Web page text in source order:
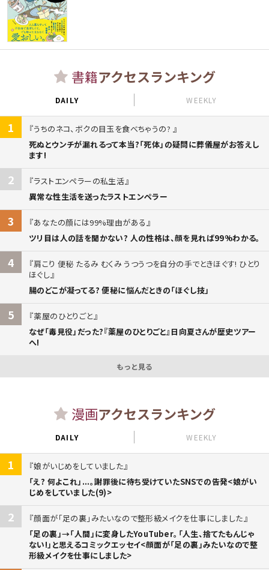
書籍アクセスランキング
DAILY WEEKLY
1
うちのネコ、ボクの目玉を食べちゃうの?
死ぬとウンチが漏れるって本当?「死体」の疑問に葬儀屋がお答えし
ます!
2
ラストエンペラーの私生活
異常な性生活を送ったラストエンペラー
3
あなたの顔には99%理由がある
ツリ目は人の話を聞かない? 人の性格は、顔を見れば99%わかる。
4
肩こり 便秘 たるみ むくみ うつうつを自分の手でときほぐす! ひとり
ほぐし
腸のどこが凝ってる? 便秘に悩んだときの「ほぐし技」
5
薬屋のひとりごと
なぜ「毒見役」だった?『薬屋のひとりごと』日向夏さんが歴史ツアー
へ!
もっと見る
漫画アクセスランキング
DAILY WEEKLY
1
娘がいじめをしていました
「え? 何よこれ」...。謝罪後に待ち受けていたSNSでの告発<娘がい
じめをしていました(9)>
2
顔面が「足の裏」みたいなので整形級メイクを仕事にしました
「足の裏」→「人間」に変身したYouTuber。「人生、捨てたもんじゃ
ない!」と思えるコミックエッセイ<顔面が「足の裏」みたいなので整
形級メイクを仕事にしました>